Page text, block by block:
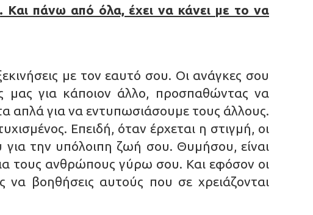
Και πάνω από όλα, έχει να κάνει με το να
με τον εαυτό σου. Οι ανάγκες σου
μας για κάποιον άλλο, προσπαθώντας να
απλά για να εντυπωσιάσουμε τους άλλους.
Επειδή, όταν έρχεται η στιγμή, οι
για την υπόλοιπη ζωή σου. Θυμήσου, είναι
τους ανθρώπους γύρω σου. Και εφόσον οι
βοηθήσεις αυτούς που σε χρειάζονται